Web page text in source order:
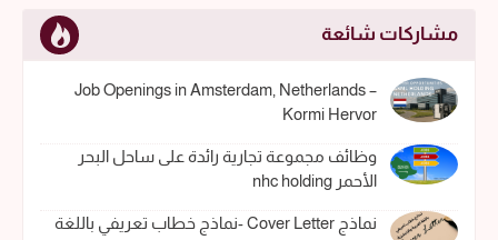
مشاركات شائعة
Job Openings in Amsterdam, Netherlands –
Kormi Hervor
وظائف مجموعة تجارية رائدة على ساحل البحر
الأحمر nhc holding
نماذج Cover Letter -نماذج خطاب تعريفي باللغة